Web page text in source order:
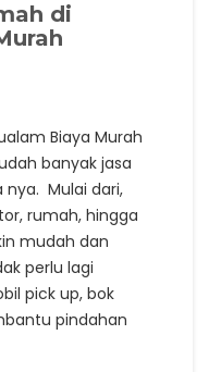
di
Biaya Murah
banyak jasa
nya. Mulai dari,
rumah, hingga
mudah dan
perlu lagi
pick up, bok
pindahan